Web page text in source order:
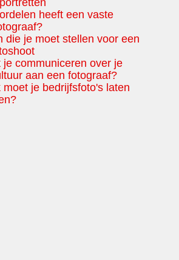
heeft een vaste
die je moet stellen voor een
je communiceren over je
aan een fotograaf?
moet je bedrijfsfoto's laten